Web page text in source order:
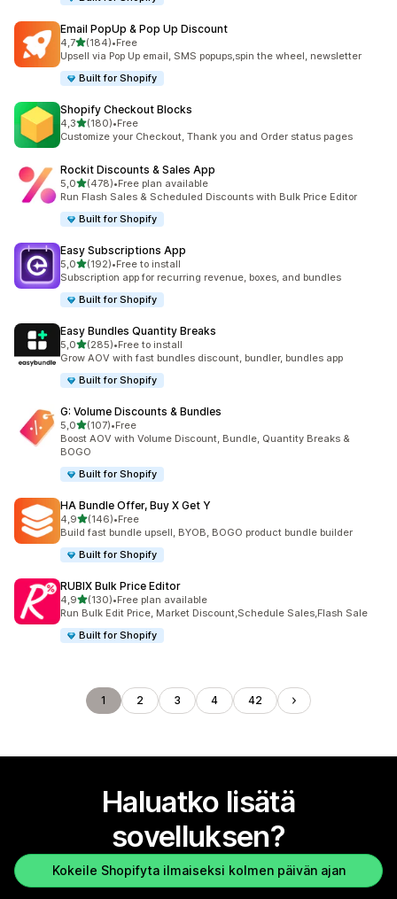
Email PopUp & Pop Up Discount
4,7/ 5 tähteä
(184)
184 arvostelua yhteensä
•Free
Upsell via Pop Up email, SMS popups,spin the wheel, newsletter
Built for Shopify
Shopify Checkout Blocks
4,3/ 5 tähteä
(180)
180 arvostelua yhteensä
•Free
Customize your Checkout, Thank you and Order status pages
Rockit Discounts & Sales App
5,0/ 5 tähteä
(478)
478 arvostelua yhteensä
•Free plan available
Run Flash Sales & Scheduled Discounts with Bulk Price Editor
Built for Shopify
Easy Subscriptions App
5,0/ 5 tähteä
(192)
192 arvostelua yhteensä
•Free to install
Subscription app for recurring revenue, boxes, and bundles
Built for Shopify
Easy Bundles Quantity Breaks
5,0/ 5 tähteä
(285)
285 arvostelua yhteensä
•Free to install
Grow AOV with fast bundles discount, bundler, bundles app
Built for Shopify
G: Volume Discounts & Bundles
5,0/ 5 tähteä
(107)
107 arvostelua yhteensä
•Free
Boost AOV with Volume Discount, Bundle, Quantity Breaks &
BOGO
Built for Shopify
HA Bundle Offer, Buy X Get Y
4,9/ 5 tähteä
(146)
146 arvostelua yhteensä
•Free
Build fast bundle upsell, BYOB, BOGO product bundle builder
Built for Shopify
RUBIX Bulk Price Editor
4,9/ 5 tähteä
(130)
130 arvostelua yhteensä
•Free plan available
Run Bulk Edit Price, Market Discount,Schedule Sales,Flash Sale
Built for Shopify
1 2 3 4 42
Haluatko lisätä
sovelluksen?
Kokeile Shopifyta ilmaiseksi kolmen päivän ajan